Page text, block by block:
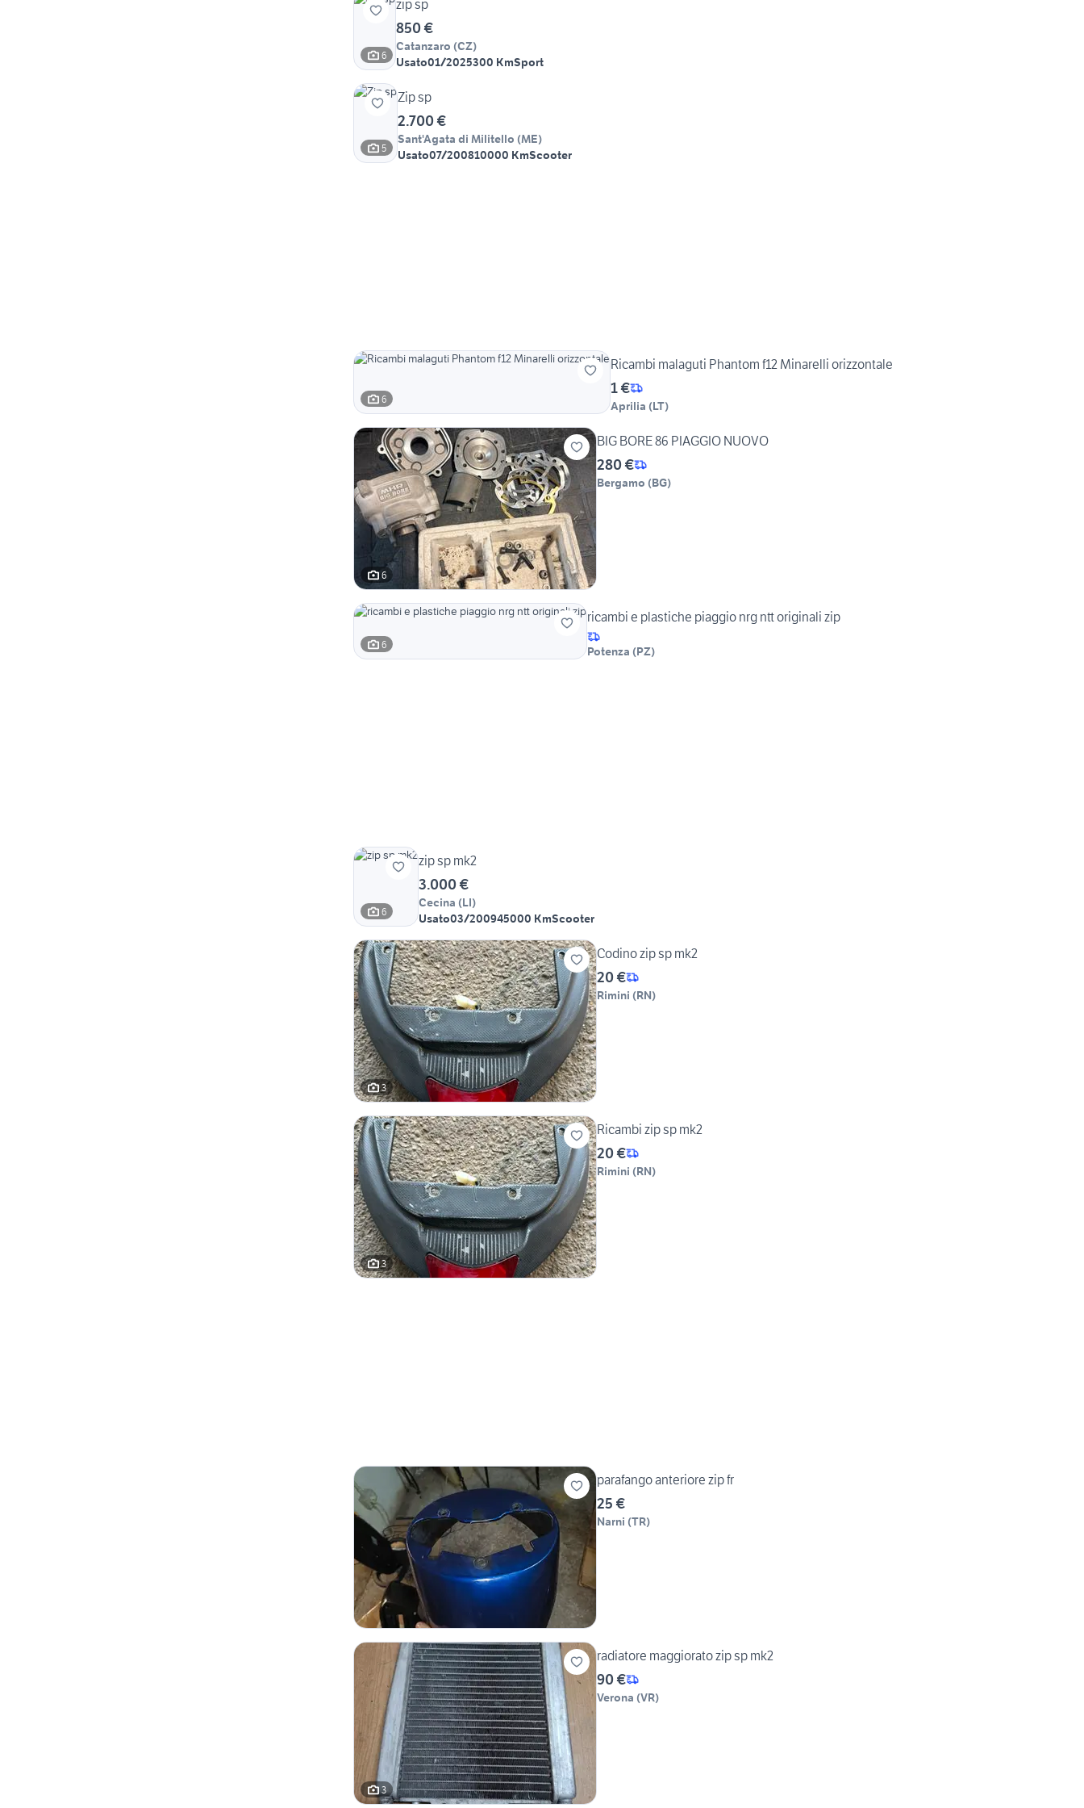
6
zip sp
850 €
Catanzaro (CZ)
Usato01/2025300 KmSport
5
Zip sp
2.700 €
Sant'Agata di Militello (ME)
Usato07/200810000 KmScooter
6
Ricambi malaguti Phantom f12 Minarelli orizzontale
1 €
Aprilia (LT)
6
BIG BORE 86 PIAGGIO NUOVO
280 €
Bergamo (BG)
6
ricambi e plastiche piaggio nrg ntt originali zip
Potenza (PZ)
6
zip sp mk2
3.000 €
Cecina (LI)
Usato03/200945000 KmScooter
3
Codino zip sp mk2
20 €
Rimini (RN)
3
Ricambi zip sp mk2
20 €
Rimini (RN)
parafango anteriore zip fr
25 €
Narni (TR)
3
radiatore maggiorato zip sp mk2
90 €
Verona (VR)